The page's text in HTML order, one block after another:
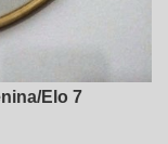
Elo 7